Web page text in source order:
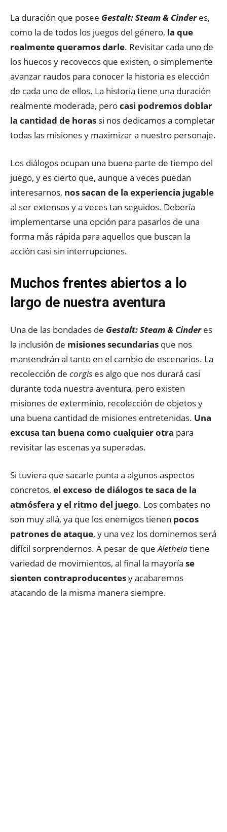
La duración que posee Gestalt: Steam & Cinderes,
como la de todos los juegos del género, la que
realmente queramos darle. Revisitar cada uno de
los huecos y recovecos que existen, o simplemente
avanzar raudos para conocer la historia es elección
de cada uno de ellos. La historia tiene una duración
realmente moderada, perocasi podremos doblar
la cantidad de horas si nos dedicamos a completar
todas las misiones y maximizar a nuestro personaje.
Los diálogos ocupan una buena parte de tiempo del
juego, y es cierto que, aunque a veces puedan
interesarnos, nos sacan de la experiencia jugable
al ser extensos y a veces tan seguidos. Debería
implementarse una opción para pasarlos de una
forma más rápida para aquellos que buscan la
acción casi sin interrupciones.
Muchos frentes abiertos a lo
largo de nuestra aventura
Una de las bondades de Gestalt: Steam & Cinderes
la inclusión de misiones secundarias que nos
mantendrán al tanto en el cambio de escenarios. La
recolección de corgis es algo que nos durará casi
durante toda nuestra aventura, pero existen
misiones de exterminio, recolección de objetos y
una buena cantidad de misiones entretenidas. Una
excusa tan buena como cualquier otra para
revisitar las escenas ya superadas.
Si tuviera que sacarle punta a algunos aspectos
concretos, el exceso de diálogos te saca de la
atmósfera y el ritmo del juego. Los combates no
son muy allá, ya que los enemigos tienen pocos
patrones de ataque, y una vez los dominemos será
difícil sorprendernos. A pesar de queAletheiatiene
variedad de movimientos, al final la mayoría se
sienten contraproducentesy acabaremos
atacando de la misma manera siempre.